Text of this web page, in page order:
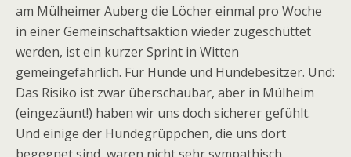
am Mülheimer Auberg die Löcher einmal pro Woche
in einer Gemeinschaftsaktion wieder zugeschüttet
werden, ist ein kurzer Sprint in Witten
gemeingefährlich. Für Hunde und Hundebesitzer. Und:
Das Risiko ist zwar überschaubar, aber in Mülheim
(eingezäunt!) haben wir uns doch sicherer gefühlt.
Und einige der Hundegrüppchen, die uns dort